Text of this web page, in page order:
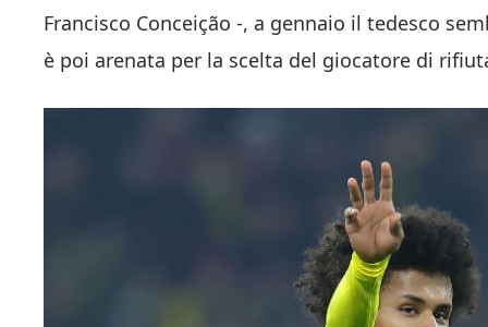
Francisco Conceição -, a gennaio il tedesco
è poi arenata per la scelta del giocatore di